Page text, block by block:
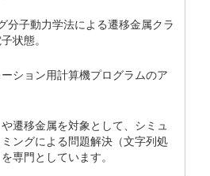
分子動力学法による遷移金属クラ
状態。
ション用計算機プログラムのア
遷移金属を対象として、シミュ
ングによる問題解決（文字列処
専門としています。